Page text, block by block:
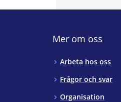
Mer om oss
Arbeta hos oss
Frågor och svar
Organisation